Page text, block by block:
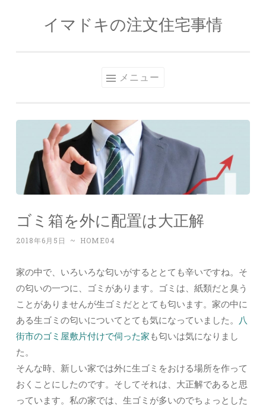
コンテンツへスキップ
イマドキの注文住宅事情
メニュー
ゴミ箱を外に配置は大正解
2018年6月5日 ~ HOME04
家の中で、いろいろな匂いがするととても辛いですね。そ
の匂いの一つに、ゴミがあります。ゴミは、紙類だと臭う
ことがありませんが生ゴミだととても匂います。家の中に
ある生ゴミの匂いについてとても気になっていました。 八
街市のゴミ屋敷片付けで伺った家 も匂いは気になりまし
た。
そんな時、新しい家では外に生ゴミをおける場所を作って
おくことにしたのです。そしてそれは、大正解であると思
っています。私の家では、生ゴミが多いのでちょっとした